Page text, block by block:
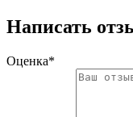
Написать
Оценка*